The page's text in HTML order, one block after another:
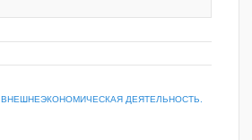
ВНЕШНЕЭКОНОМИЧЕСКАЯ ДЕЯТЕЛЬНОСТЬ.